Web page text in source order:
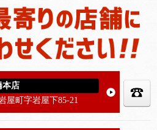
本店
屋町字岩屋下85-21